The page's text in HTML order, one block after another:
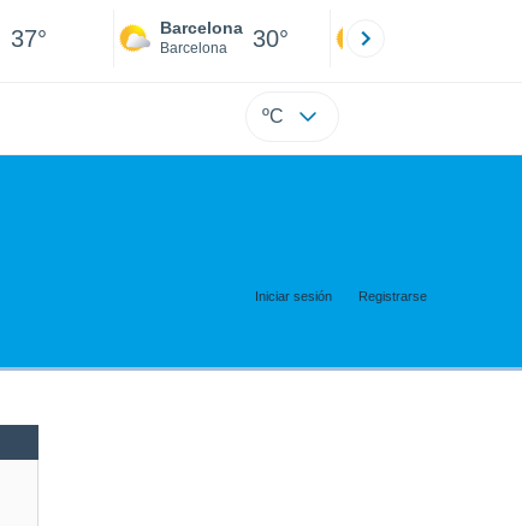
37° Barcelona
Barcelona 30°
ºC
Iniciar sesión Registrarse